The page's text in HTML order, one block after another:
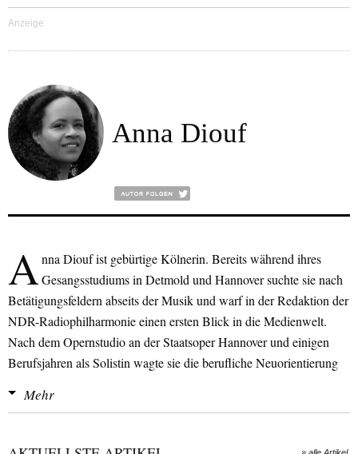
Anna Diouf
Anna Diouf ist gebürtige Kölnerin. Bereits während ihres
Gesangsstudiums in Detmold und Hannover suchte sie nach
Betätigungsfeldern abseits der Musik und warf in der Redaktion der
NDR-Radiophilharmonie einen ersten Blick in die Medienwelt.
Nach dem Opernstudio an der Staatsoper Hannover und einigen
Berufsjahren als Solistin wagte sie die berufliche Neuorientierung
Moderatorin und Redakteurin bei dem katholischen Fernsehsender
WochenzeitungDie Tagespost
Tichys
Mehr